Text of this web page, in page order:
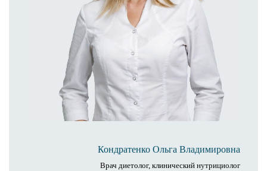
Кондратенко Ольга Владимировна
Врач диетолог, клинический нутрициолог